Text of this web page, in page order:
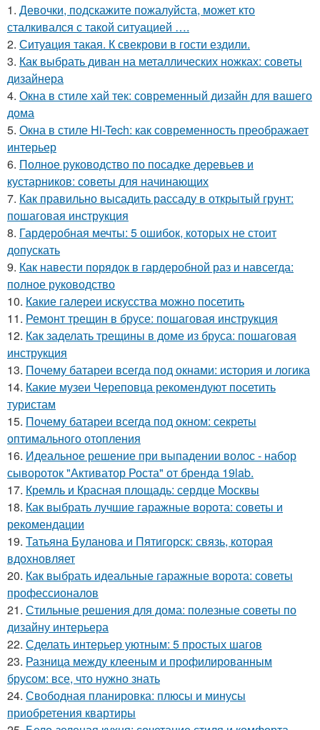
1. Девочки, подскажите пожалуйста, может кто
сталкивался с такой ситуацией ….
2. Ситуaция такая. К свекрови в гости ездили.
3. Как выбрать диван на металлических ножках: советы
дизайнера
4. Окна в стиле хай тек: современный дизайн для вашего
дома
5. Окна в стиле Hi-Tech: как современность преображает
интерьер
6. Полное руководство по посадке деревьев и
кустарников: советы для начинающих
7. Как правильно высадить рассаду в открытый грунт:
пошаговая инструкция
8. Гардеробная мечты: 5 ошибок, которых не стоит
допускать
9. Как навести порядок в гардеробной раз и навсегда:
полное руководство
10. Какие галереи искусства можно посетить
11. Ремонт трещин в брусе: пошаговая инструкция
12. Как заделать трещины в доме из бруса: пошаговая
инструкция
13. Почему батареи всегда под окнами: история и логика
14. Какие музеи Череповца рекомендуют посетить
туристам
15. Почему батареи всегда под окном: секреты
оптимального отопления
16. Идеальное решение при выпадении волос - набор
сывороток "Активатор Роста" от бренда 19lab.
17. Кремль и Красная площадь: сердце Москвы
18. Как выбрать лучшие гаражные ворота: советы и
рекомендации
19. Татьяна Буланова и Пятигорск: связь, которая
вдохновляет
20. Как выбрать идеальные гаражные ворота: советы
профессионалов
21. Стильные решения для дома: полезные советы по
дизайну интерьера
22. Сделать интерьер уютным: 5 простых шагов
23. Разница между клееным и профилированным
брусом: все, что нужно знать
24. Свободная планировка: плюсы и минусы
приобретения квартиры